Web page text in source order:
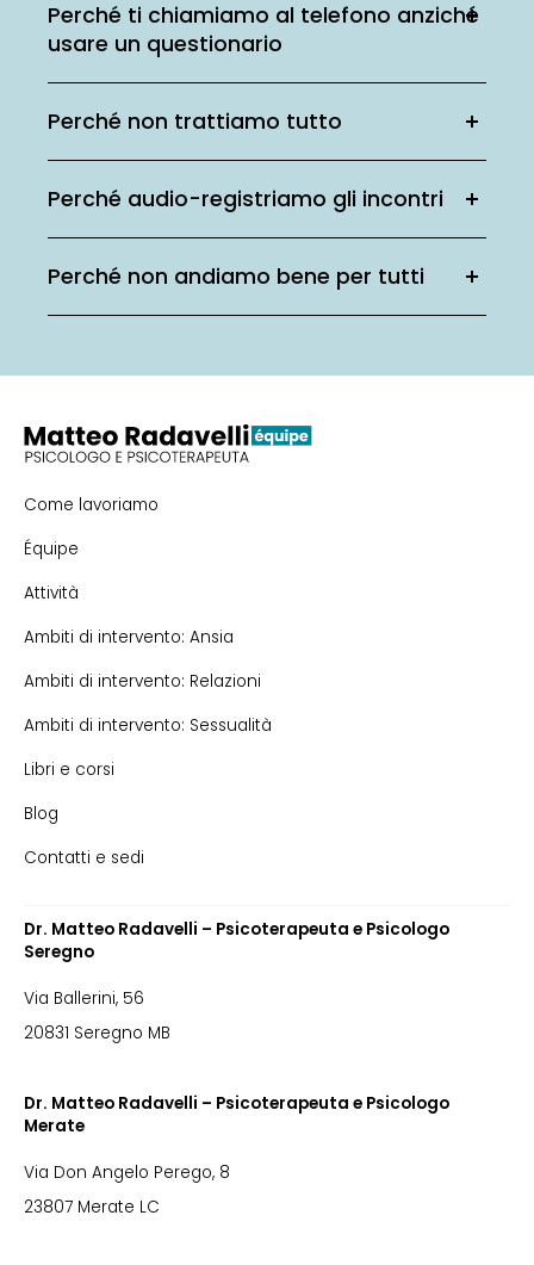
Perché ti chiamiamo al telefono anziché
usare un questionario
Perché non trattiamo tutto
Perché audio-registriamo gli incontri
Perché non andiamo bene per tutti
Come lavoriamo
Équipe
Attività
Ambiti di intervento: Ansia
Ambiti di intervento: Relazioni
Ambiti di intervento: Sessualità
Libri e corsi
Blog
Contatti e sedi
Dr. Matteo Radavelli – Psicoterapeuta e Psicologo
Seregno
Via Ballerini, 56
20831 Seregno MB
Dr. Matteo Radavelli – Psicoterapeuta e Psicologo
Merate
Via Don Angelo Perego, 8
23807 Merate LC